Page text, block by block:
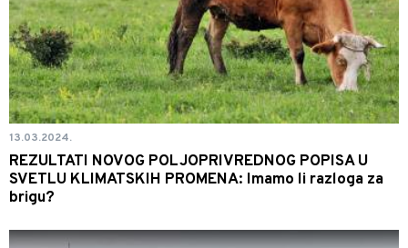
13.03.2024.
REZULTATI NOVOG POLJOPRIVREDNOG POPISA U
SVETLU KLIMATSKIH PROMENA: Imamo li razloga za
brigu?